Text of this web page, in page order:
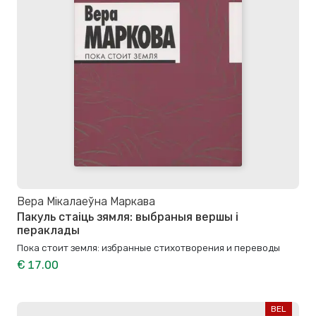
Вера Мікалаеўна Маркава
Пакуль стаіць зямля: выбраныя вершы і
пераклады
Пока стоит земля: избранные стихотворения и переводы
€ 17.00
BEL